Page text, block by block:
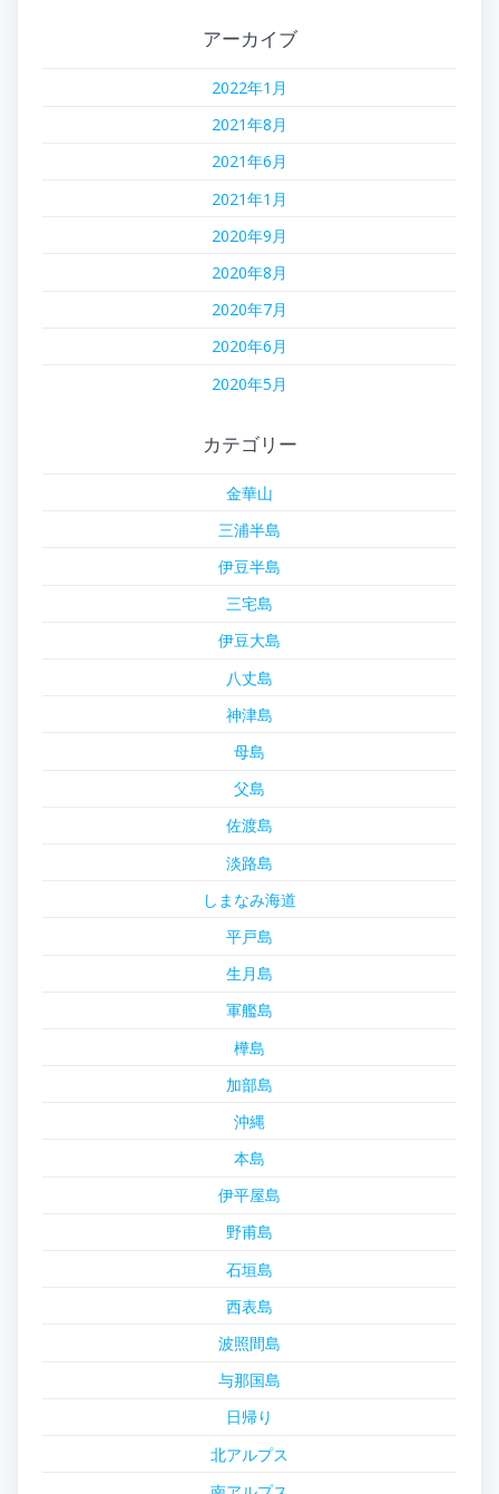
アーカイブ
2022年1月
2021年8月
2021年6月
2021年1月
2020年9月
2020年8月
2020年7月
2020年6月
2020年5月
カテゴリー
金華山
三浦半島
伊豆半島
三宅島
伊豆大島
八丈島
神津島
母島
父島
佐渡島
淡路島
しまなみ海道
平戸島
生月島
軍艦島
樺島
加部島
沖縄
本島
伊平屋島
野甫島
石垣島
西表島
波照間島
与那国島
日帰り
北アルプス